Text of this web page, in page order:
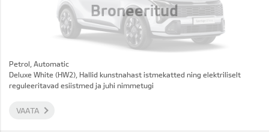
Broneeritud
Petrol, Automatic
Deluxe White (HW2), Hallid kunstnahast istmekatted ning elektriliselt
reguleeritavad esiistmed ja juhi nimmetugi
VAATA